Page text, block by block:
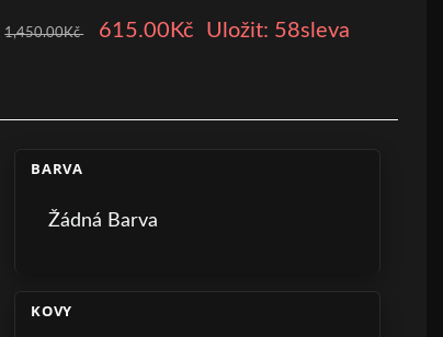
1,450.00Kč 615.00Kč Uložit: 58sleva
BARVA
Žádná Barva
KOVY